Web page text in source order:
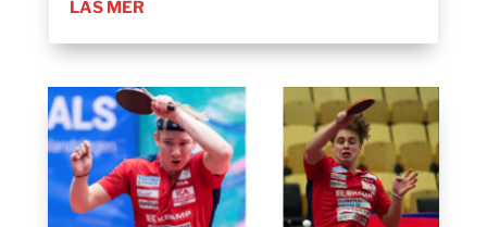
LÄS MER